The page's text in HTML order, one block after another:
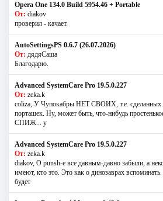
Opera One 134.0 Build 5954.46 + Portable
От: diakov
проверил - качает.
AutoSettingsPS 0.6.7 (26.07.2026)
От: дядяСаша
Благодарю.
Advanced SystemCare Pro 19.5.0.227
От: zeka.k
coliza, У Чупокабры НЕТ СВОИХ, т.е. сделанных
порташек. Ну, может быть, что-нибудь
СПИЖ... у
Advanced SystemCare Pro 19.5.0.227
От: zeka.k
diakov, О punsh-е все давным-давно забыли, а
имеют, кто это. Это как о динозаврах
будет